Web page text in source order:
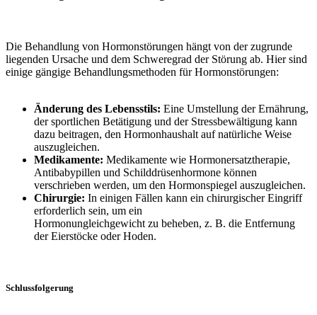
Die Behandlung von Hormonstörungen hängt von der zugrunde
liegenden Ursache und dem Schweregrad der Störung ab. Hier sind
einige gängige Behandlungsmethoden für Hormonstörungen:
Änderung des Lebensstils: Eine Umstellung der Ernährung,
der sportlichen Betätigung und der Stressbewältigung kann
dazu beitragen, den Hormonhaushalt auf natürliche Weise
auszugleichen.
Medikamente: Medikamente wie Hormonersatztherapie,
Antibabypillen und Schilddrüsenhormone können
verschrieben werden, um den Hormonspiegel auszugleichen.
Chirurgie: In einigen Fällen kann ein chirurgischer Eingriff
erforderlich sein, um ein
Hormonungleichgewicht zu beheben, z. B. die Entfernung
der Eierstöcke oder Hoden.
Schlussfolgerung